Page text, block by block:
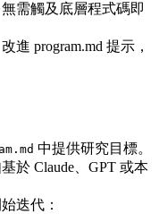
需觸及底層程式碼即
進 program.md 提示，
中提供研究目標。
於 Claude、GPT 或本
迭代：